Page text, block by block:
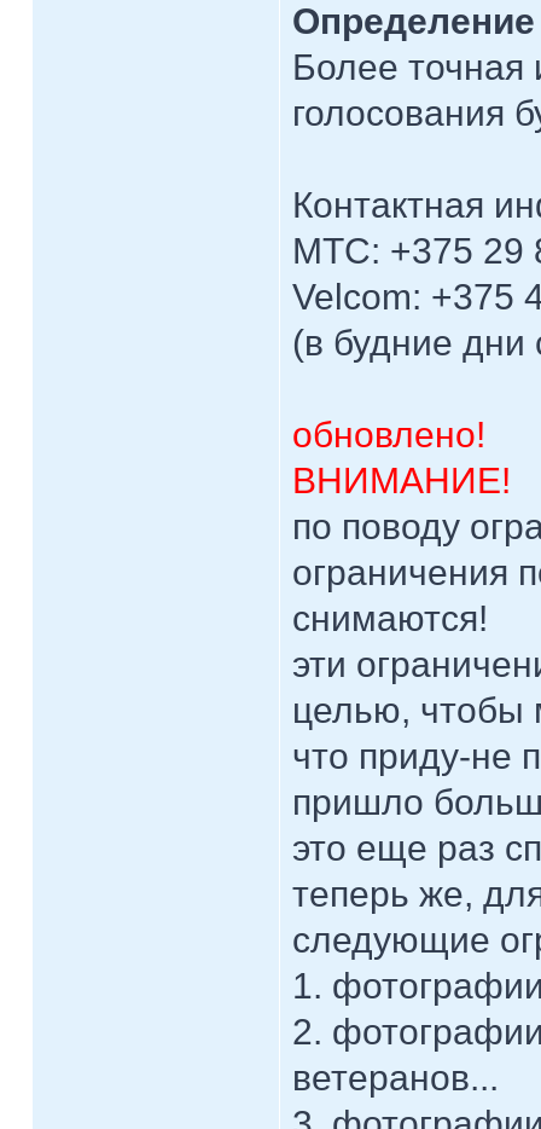
Более
голосования
Контактная
МТС: +375 29
Velcom: +375
(в будние дни
обновлено!
ВНИМАНИЕ!
по поводу
ограничения
снимаются!
эти
целью, чтобы
что приду-не
пришло
это еще раз
теперь же,
следующие
1.
2.
ветеранов...